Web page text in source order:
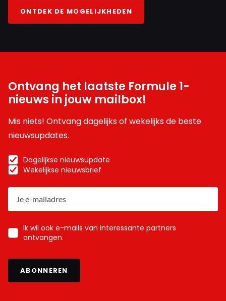
ONTDEK DE MOGELIJKHEDEN
Ontvang het laatste Formule 1-
nieuws in jouw mailbox!
Mis niets! Ontvang dagelijks of wekelijks de beste
nieuwsupdates.
Dagelijkse nieuwsupdate
Wekelijkse nieuwsbrief
Ik wil ook e-mails van interessante partners
ontvangen.
ABONNEREN